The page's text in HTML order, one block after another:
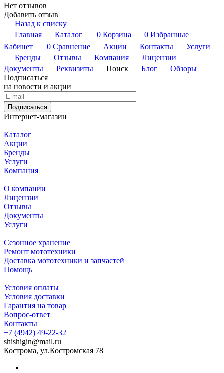
Нет отзывов
Добавить отзыв
Назад к списку
Главная
Каталог 0 Корзина 0 Избранные
Кабинет
0 Сравнение Акции Контакты
Услуги
Бренды
Отзывы Компания
Лицензии
Документы
Реквизиты Поиск Блог
Обзоры
Подписаться
на новости и акции
Подписаться
Интернет-магазин
Каталог
Акции
Бренды
Услуги
Компания
О компании
Лицензии
Отзывы
Документы
Услуги
Сезонное хранение
Ремонт мототехники
Доставка мототехники и запчастей
Помощь
Условия оплаты
Условия доставки
Гарантия на товар
Вопрос-ответ
Контакты
+7 (4942) 49-22-32
shishigin@mail.ru
Кострома, ул.Костромская 78